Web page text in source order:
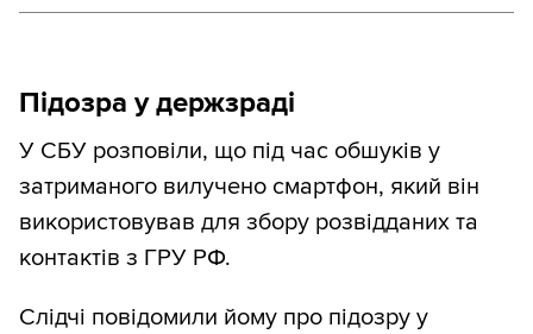
Підозра у держзраді
У СБУ розповіли, що під час обшуків у
затриманого вилучено смартфон, який він
використовував для збору розвідданих та
контактів з ГРУ РФ.
Слідчі повідомили йому про підозру у